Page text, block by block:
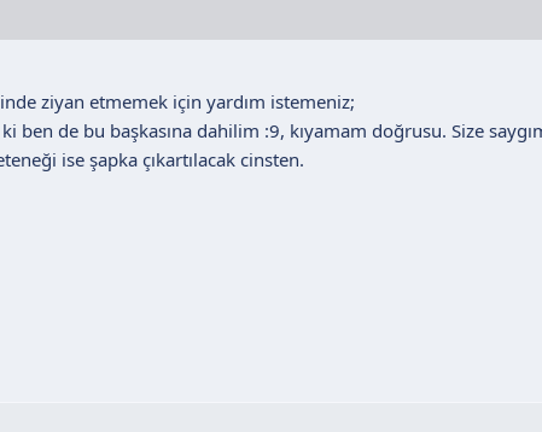
ziyan etmemek için yardım istemeniz;
ki ben de bu başkasına dahilim :9, kıyamam doğrusu. Size
ise şapka çıkartılacak cinsten.